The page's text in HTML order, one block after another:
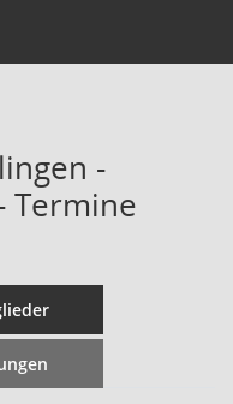
-
Termine